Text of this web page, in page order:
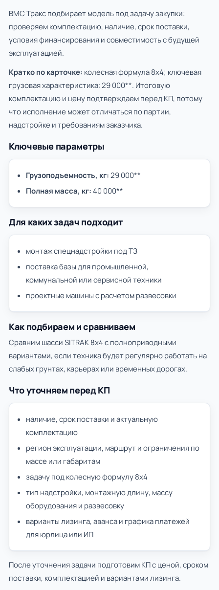
ВМС Тракс подбирает модель под задачу закупки:
проверяем комплектацию, наличие, срок поставки,
условия финансирования и совместимость с будущей
эксплуатацией.
Кратко по карточке: колесная формула 8х4; ключевая
грузовая характеристика: 29 000**. Итоговую
комплектацию и цену подтверждаем перед КП, потому
что исполнение может отличаться по партии,
надстройке и требованиям заказчика.
Ключевые параметры
Грузоподъемность, кг:29 000**
Полная масса, кг:40 000**
Для каких задач подходит
монтаж спецнадстройки под ТЗ
поставка базы для промышленной,
коммунальной или сервисной техники
проектные машины с расчетом развесовки
Как подбираем и сравниваем
Сравним шасси SITRAK 8х4 с полноприводными
вариантами, если техника будет регулярно работать на
слабых грунтах, карьерах или временных дорогах.
Что уточняем перед КП
наличие, срок поставки и актуальную
комплектацию
регион эксплуатации, маршрут и ограничения по
массе или габаритам
задачу под колесную формулу 8х4
тип надстройки, монтажную длину, массу
оборудования и развесовку
варианты лизинга, аванса и графика платежей
для юрлица или ИП
После уточнения задачи подготовим КП с ценой, сроком
поставки, комплектацией и вариантами лизинга.